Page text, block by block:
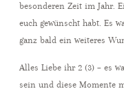
besonderen Zeit im Jahr.
euch gewünscht habt. Es
ganz bald ein weiteres
Alles Liebe ihr 2 (3) – es
sein und diese Momente